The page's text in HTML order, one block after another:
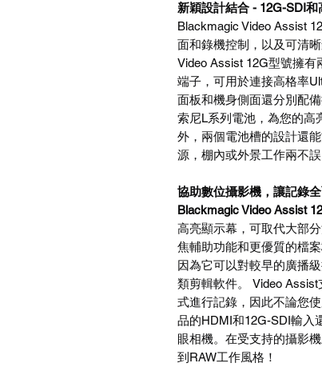
新穎設計結合 - 12G-SDI和
Blackmagic Video Assist
面和錄機控制，以及可清
Video Assist 12G型號擁有
端子，可用於連接高格率
面板和機身側面還分別配
索尼L系列電池，為您的高
外，兩個電池槽的設計還
源，棚內或外景工作兩不誤
協助數位攝影機，讓記錄
Blackmagic Video Assist
高亮顯示幕，可取代大部
焦輔助功能和更優質的檔
因為它可以對較早的廣播
類剪輯軟件。 Video
式進行記錄，因此不論您
品的HDMI和12G-SDI輸入
眼相機。在受支持的攝影
到RAW工作風格！